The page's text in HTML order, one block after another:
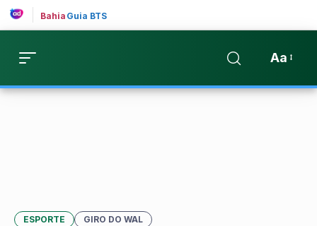
Bahia Guia BTS
Aa
ESPORTE GIRO DO WAL